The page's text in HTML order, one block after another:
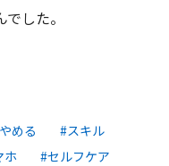
した。
やめる
スキル
ホ
セルフケア